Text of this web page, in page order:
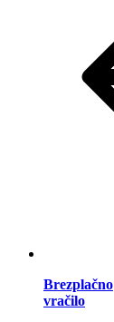
Brezplačno
vračilo